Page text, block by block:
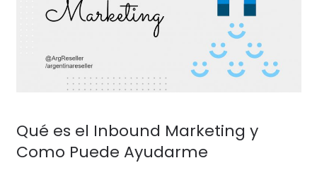
Qué es el Inbound Marketing y
Como Puede Ayudarme